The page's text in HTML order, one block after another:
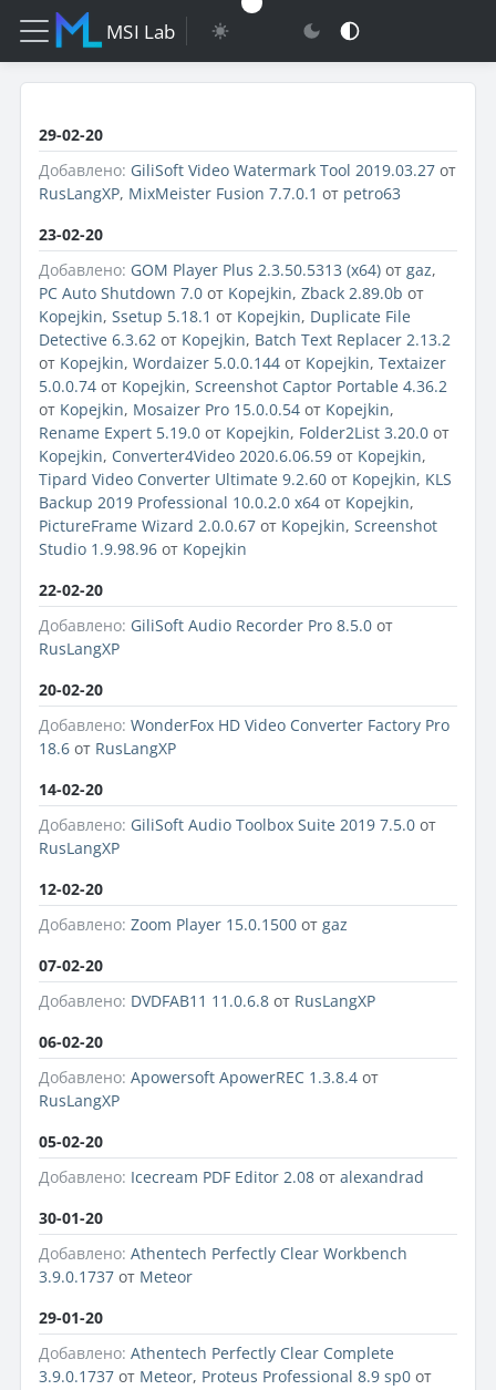
MSI Lab
29-02-20
Добавлено: GiliSoft Video Watermark Tool 2019.03.27 от
RusLangXP, MixMeister Fusion 7.7.0.1 от petro63
23-02-20
Добавлено: GOM Player Plus 2.3.50.5313 (x64) от gaz,
PC Auto Shutdown 7.0 от Kopejkin, Zback 2.89.0b от
Kopejkin, Ssetup 5.18.1 от Kopejkin, Duplicate File
Detective 6.3.62 от Kopejkin, Batch Text Replacer 2.13.2
от Kopejkin, Wordaizer 5.0.0.144 от Kopejkin, Textaizer
5.0.0.74 от Kopejkin, Screenshot Captor Portable 4.36.2
от Kopejkin, Mosaizer Pro 15.0.0.54 от Kopejkin,
Rename Expert 5.19.0 от Kopejkin, Folder2List 3.20.0 от
Kopejkin, Converter4Video 2020.6.06.59 от Kopejkin,
Tipard Video Converter Ultimate 9.2.60 от Kopejkin, KLS
Backup 2019 Professional 10.0.2.0 x64 от Kopejkin,
PictureFrame Wizard 2.0.0.67 от Kopejkin, Screenshot
Studio 1.9.98.96 от Kopejkin
22-02-20
Добавлено: GiliSoft Audio Recorder Pro 8.5.0 от
RusLangXP
20-02-20
Добавлено: WonderFox HD Video Converter Factory Pro
18.6 от RusLangXP
14-02-20
Добавлено: GiliSoft Audio Toolbox Suite 2019 7.5.0 от
RusLangXP
12-02-20
Добавлено: Zoom Player 15.0.1500 от gaz
07-02-20
Добавлено: DVDFAB11 11.0.6.8 от RusLangXP
06-02-20
Добавлено: Apowersoft ApowerREC 1.3.8.4 от
RusLangXP
05-02-20
Добавлено: Icecream PDF Editor 2.08 от alexandrad
30-01-20
Добавлено: Athentech Perfectly Clear Workbench
3.9.0.1737 от Meteor
29-01-20
Добавлено: Athentech Perfectly Clear Complete
3.9.0.1737 от Meteor, Proteus Professional 8.9 sp0 от